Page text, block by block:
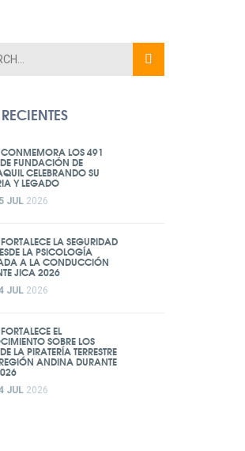
CONMEMORA LOS 491
FUNDACIÓN DE
CELEBRANDO SU
Y LEGADO
JUL 2026
FORTALECE LA SEGURIDAD
LA PSICOLOGÍA
A LA CONDUCCIÓN
JICA 2026
JUL 2026
EL
SOBRE LOS
LA PIRATERÍA TERRESTRE
ANDINA DURANTE
JUL 2026